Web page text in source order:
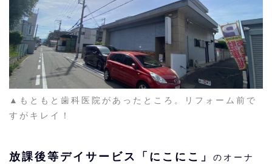
▲もともと歯科医院があったところ。リフォーム前で
すがキレイ！
放課後等デイサービス「にこにこ」
のオーナ